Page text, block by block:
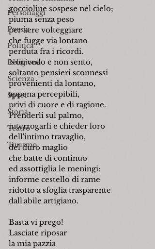
Personaggi
Poesia
Politica
Religione
Scienza
Sport
Storia
Teatro
Turismo
goccioline sospese nel cielo;
piuma senza peso
per aere volteggiare
che fugge via lontano
perduta fra i ricordi.
Non vedo e non sento,
soltanto pensieri sconnessi
provenienti da lontano,
appena percepibili,
privi di cuore e di ragione.
Prenderli sul palmo,
interrogarli e chieder loro
dell'intimo travaglio,
del duro maglio
che batte di continuo
ed assottiglia le meningi:
informe cestello di rame
ridotto a sfoglia trasparente
dall'abile artigiano.
Basta vi prego!
Lasciate riposar
la mia pazzia